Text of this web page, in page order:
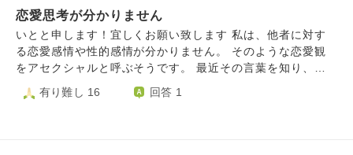
なんだと気づくことができました。 故にいつか私から離れ
たらと考えると怖いです。 根本的にはあまり自分に自信が
ないんだと思います。 彼のみならず昔から人と付き合うと
そう考える傾向があります。 私も仕事や運動、趣味などで
くなってきました。 特に会ってない時にLINEで話すことが
た。 実際、離婚時に小学生だった私は、子どもを生んでほ
しくないかを母親から聞かれたときがあったので、上記のよ
うに答えました。 ですが、母親が恋愛脳であることや、単
純に人柄を母親の中絶当時、中学生の私は理解しておらず、
と言っているかのように「許してあげてほしい」などと言っ
恋愛思考が分かりません
いとと申します！宜しくお願い致します 私は、他者に対す
る恋愛感情や性的感情が分かりません。 そのような恋愛観
をアセクシャルと呼ぶそうです。 最近その言葉を知り、自
認しました。 今までも人として好きになることはありまし
たが、恋人関係になる途端に嫌な気分になりました。 この
有り難し 16 回答 1